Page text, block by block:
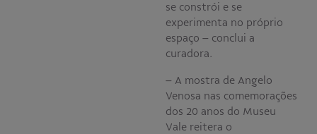
se constrói e se
experimenta no próprio
espaço – conclui a
curadora.
– A mostra de Angelo
Venosa nas comemorações
dos 20 anos do Museu
Vale reitera o